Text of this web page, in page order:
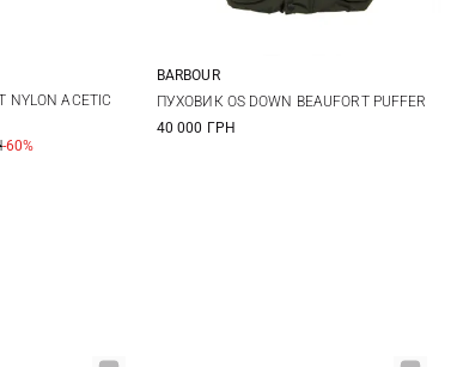
XL
NYLON ACETIC
-60%
38 40 42 44
BARBOUR
ПУХОВИК OS DOWN BEAUFORT PUFFER
40 000 ГРН